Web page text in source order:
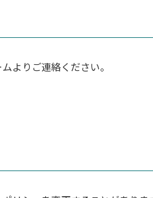
よりご連絡ください。